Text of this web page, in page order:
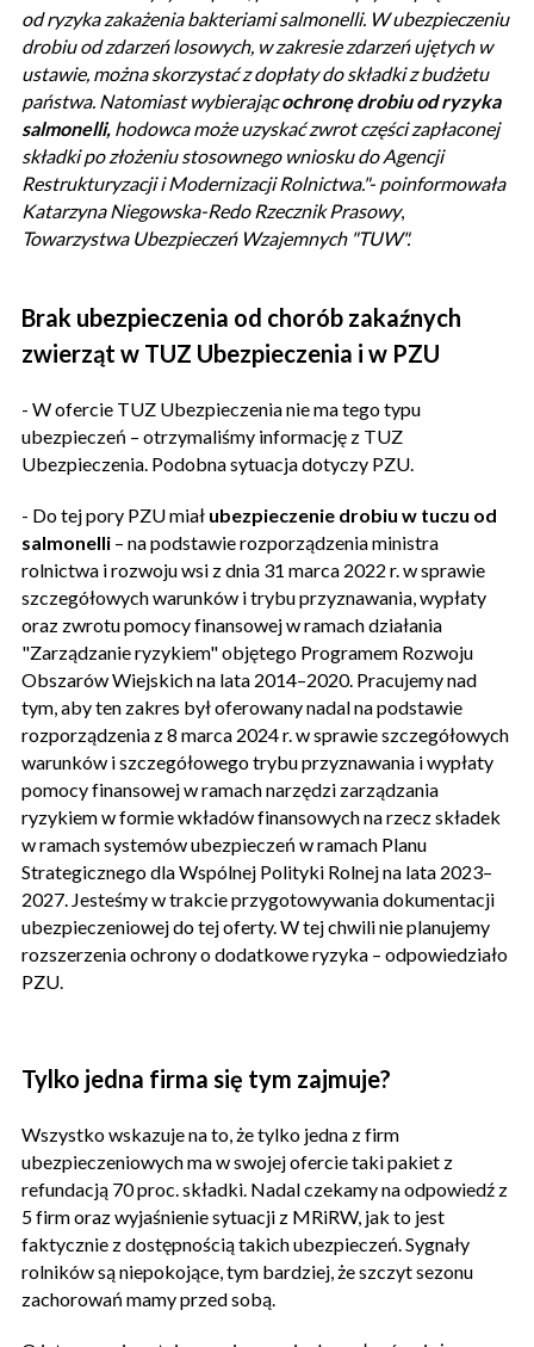
od ryzyka zakażenia bakteriami salmonelli. W ubezpieczeniu
drobiu od zdarzeń losowych, w zakresie zdarzeń ujętych w
ustawie, można skorzystać z dopłaty do składki z budżetu
państwa. Natomiast wybierającochronę drobiu od ryzyka
salmonelli, hodowca może uzyskać zwrot części zapłaconej
składki po złożeniu stosownego wniosku do Agencji
Restrukturyzacji i Modernizacji Rolnictwa."- poinformowała
Katarzyna Niegowska-Redo Rzecznik Prasowy,
Towarzystwa Ubezpieczeń Wzajemnych "TUW".
Brak ubezpieczenia od chorób zakaźnych
zwierząt w TUZ Ubezpieczenia i w PZU
- W ofercie TUZ Ubezpieczenia nie ma tego typu
ubezpieczeń – otrzymaliśmy informację z TUZ
Ubezpieczenia. Podobna sytuacja dotyczy PZU.
- Do tej pory PZU miał ubezpieczenie drobiu w tuczu od
salmonelli – na podstawie rozporządzenia ministra
rolnictwa i rozwoju wsi z dnia 31 marca 2022 r. w sprawie
szczegółowych warunków i trybu przyznawania, wypłaty
oraz zwrotu pomocy finansowej w ramach działania
"Zarządzanie ryzykiem" objętego Programem Rozwoju
Obszarów Wiejskich na lata 2014–2020. Pracujemy nad
tym, aby ten zakres był oferowany nadal na podstawie
rozporządzenia z 8 marca 2024 r. w sprawie szczegółowych
warunków i szczegółowego trybu przyznawania i wypłaty
pomocy finansowej w ramach narzędzi zarządzania
ryzykiem w formie wkładów finansowych na rzecz składek
w ramach systemów ubezpieczeń w ramach Planu
Strategicznego dla Wspólnej Polityki Rolnej na lata 2023–
2027. Jesteśmy w trakcie przygotowywania dokumentacji
ubezpieczeniowej do tej oferty. W tej chwili nie planujemy
rozszerzenia ochrony o dodatkowe ryzyka – odpowiedziało
PZU.
Tylko jedna firma się tym zajmuje?
Wszystko wskazuje na to, że tylko jedna z firm
ubezpieczeniowych ma w swojej ofercie taki pakiet z
refundacją 70 proc. składki. Nadal czekamy na odpowiedź z
5 firm oraz wyjaśnienie sytuacji z MRiRW, jak to jest
faktycznie z dostępnością takich ubezpieczeń. Sygnały
rolników są niepokojące, tym bardziej, że szczyt sezonu
zachorowań mamy przed sobą.